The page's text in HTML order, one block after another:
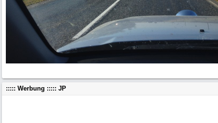
::::: Werbung ::::: JP